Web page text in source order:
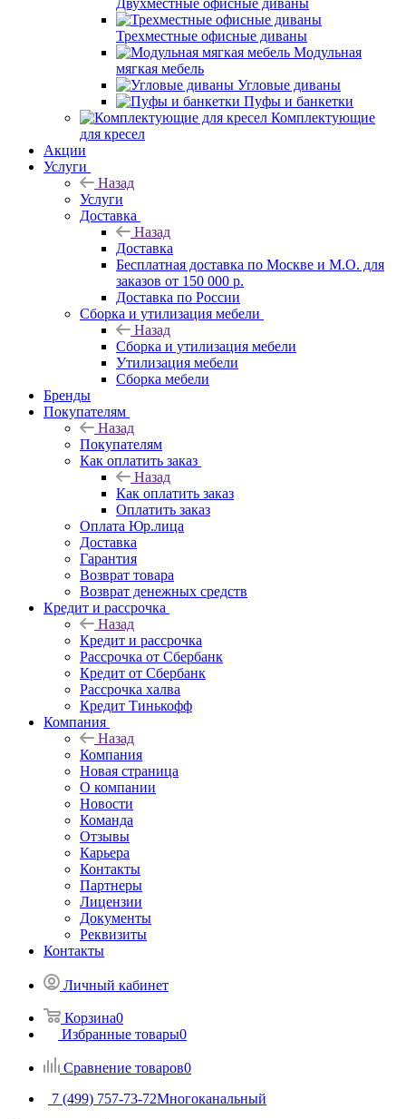
Двухместные офисные диваны
Трехместные офисные диваны
Модульная
мягкая мебель
Угловые диваны
Пуфы и банкетки
Комплектующие
для кресел
Акции
Услуги
Назад
Услуги
Доставка
Назад
Доставка
Бесплатная доставка по Москве и М.О. для
заказов от 150 000 р.
Доставка по России
Сборка и утилизация мебели
Назад
Сборка и утилизация мебели
Утилизация мебели
Сборка мебели
Бренды
Покупателям
Назад
Покупателям
Как оплатить заказ
Назад
Как оплатить заказ
Оплатить заказ
Оплата Юр.лица
Доставка
Гарантия
Возврат товара
Возврат денежных средств
Кредит и рассрочка
Назад
Кредит и рассрочка
Рассрочка от Сбербанк
Кредит от Сбербанк
Рассрочка халва
Кредит Тинькофф
Компания
Назад
Компания
Новая страница
О компании
Новости
Команда
Отзывы
Карьера
Контакты
Партнеры
Лицензии
Документы
Реквизиты
Контакты
Личный кабинет
Корзина0
Избранные товары0
Сравнение товаров0
7 (499) 757-73-72Многоканальный